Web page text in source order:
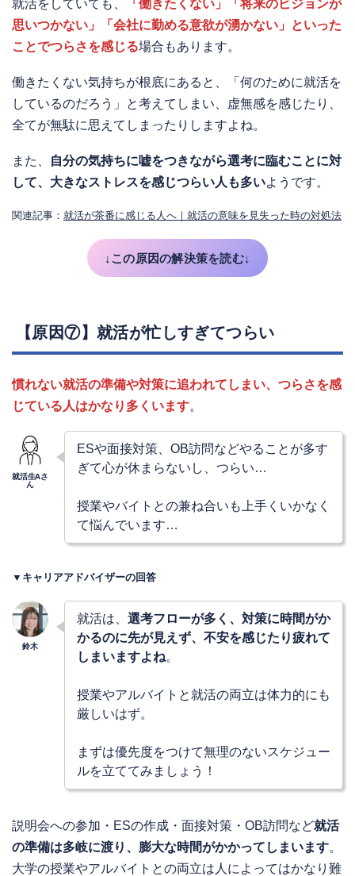
就活をしていても、
「働きたくない」「将来のビジョンが
思いつかない」「会社に勤める意欲が湧かない」といった
ことでつらさを感じる場合もあります。
働きたくない気持ちが根底にあると、「何のために就活を
しているのだろう」と考えてしまい、虚無感を感じたり、
全てが無駄に思えてしまったりしますよね。
また、
自分の気持ちに嘘をつきながら選考に臨むことに対
して、大きなストレスを感じつらい人も多いようです。
関連記事： 就活が茶番に感じる人へ｜就活の意味を見失った時の対処法
↓この原因の解決策を読む↓
【原因⑦】就活が忙しすぎてつらい
慣れない就活の準備や対策に追われてしまい、つらさを感
じている人はかなり多くいます。
ESや面接対策、OB訪問などやることが多す
ぎて心が休まらないし、つらい…
授業やバイトとの兼ね合いも上手くいかなく
て悩んでいます…
▼キャリアアドバイザーの回答
就活は、 選考フローが多く、対策に時間がか
かるのに先が見えず、不安を感じたり疲れて
しまいますよね。
授業やアルバイトと就活の両立は体力的にも
厳しいはず。
まずは優先度をつけて無理のないスケジュー
ルを立ててみましょう！
説明会への参加・ESの作成・面接対策・OB訪問など就活
の準備は多岐に渡り、膨大な時間がかかってしまいます。
大学の授業やアルバイトとの両立は人によってはかなり難